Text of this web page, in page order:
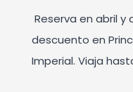
Reserva en abril y
descuento en
Imperial. Viaja